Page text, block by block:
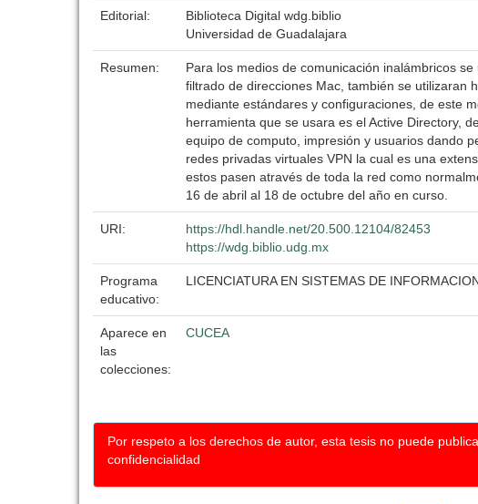
Editorial:
Biblioteca Digital wdg.biblio
Universidad de Guadalajara
Resumen:
Para los medios de comunicación inalámbricos
filtrado de direcciones Mac, también se utilizaran
mediante estándares y configuraciones, de este
herramienta que se usara es el Active Directory,
equipo de computo, impresión y usuarios dando
redes privadas virtuales VPN la cual es una
estos pasen através de toda la red como
16 de abril al 18 de octubre del año en curso.
URI:
https://hdl.handle.net/20.500.12104/82453
https://wdg.biblio.udg.mx
Programa
educativo:
LICENCIATURA EN SISTEMAS DE
Aparece en
las
colecciones:
CUCEA
Por respeto a los derechos de autor, esta tesis no puede
confidencialidad